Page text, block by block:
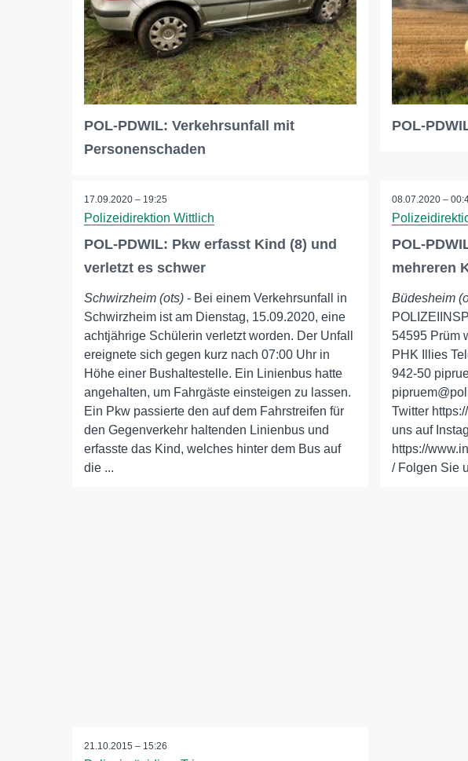
POL-PDWIL: Verkehrsunfall mit
Personenschaden
POL-
17.09.2020 – 19:25
Polizeidirektion Wittlich
POL-PDWIL: Pkw erfasst Kind (8) und
verletzt es schwer
Schwirzheim (ots) - Bei einem Verkehrsunfall in
Schwirzheim ist am Dienstag, 15.09.2020, eine
achtjährige Schülerin verletzt worden. Der Unfall
ereignete sich gegen kurz nach 07:00 Uhr in
Höhe einer Bushaltestelle. Ein Linienbus hatte
angehalten, um Fahrgäste einsteigen zu lassen.
Ein Pkw passierte den auf dem Fahrstreifen für
den Gegenverkehr haltenden Linienbus und
erfasste das Kind, welches hinter dem Bus auf
die ...
08.07.2020 –
POL-
mehreren
Büdesheim
54595 Prüm
PHK Illies
942-50
Twitter
uns auf
https://
/ Folgen Sie
21.10.2015 – 15:26